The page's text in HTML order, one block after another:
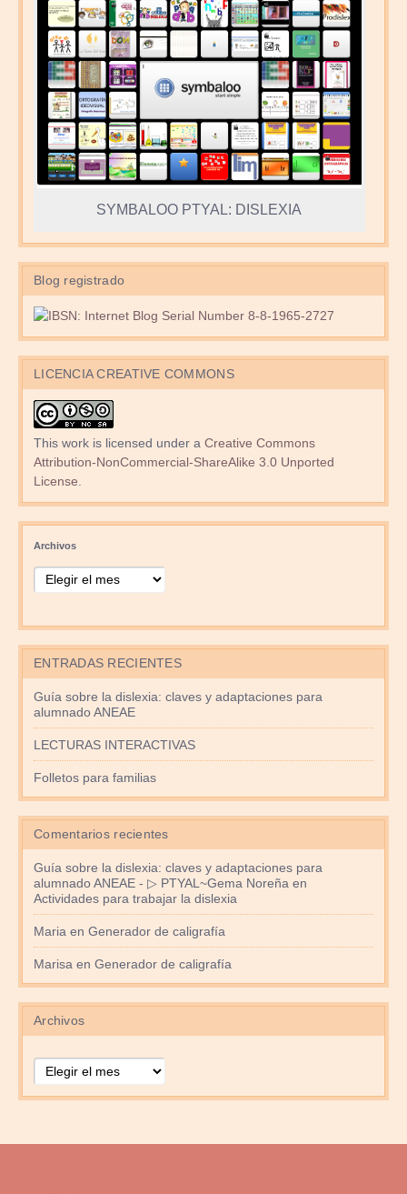
SYMBALOO PTYAL: DISLEXIA
Blog registrado
LICENCIA CREATIVE COMMONS
This work is licensed under a Creative Commons
Attribution-NonCommercial-ShareAlike 3.0 Unported
License
Archivos
ENTRADAS RECIENTES
Guía sobre la dislexia: claves y adaptaciones para
alumnado ANEAE
LECTURAS INTERACTIVAS
Folletos para familias
Comentarios recientes
Guía sobre la dislexia: claves y adaptaciones para
alumnado ANEAE - ▷ PTYAL~Gema Noreña en
Actividades para trabajar la dislexia
Maria en Generador de caligrafía
Marisa en Generador de caligrafía
Archivos
Archivos